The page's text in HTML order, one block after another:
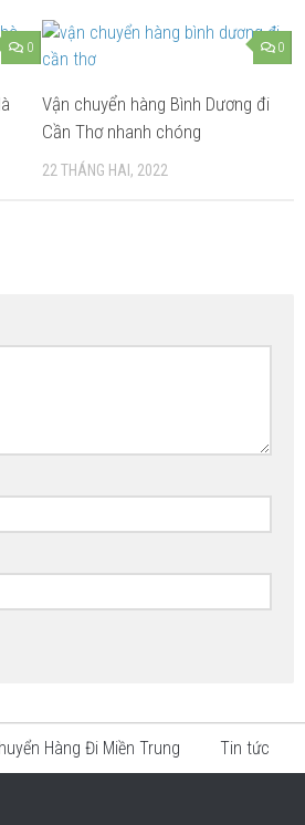
0 0
Vận chuyển hàng Bình Dương đi
Cần Thơ nhanh chóng
22 THÁNG HAI, 2022
Hàng Đi Miền Trung Tin tức